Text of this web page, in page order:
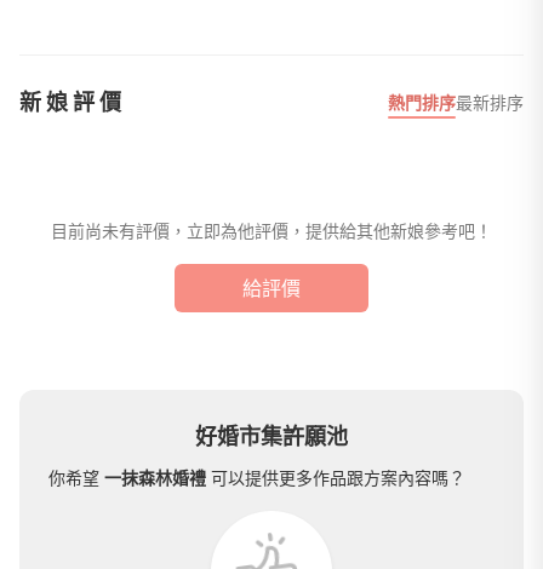
好婚市集許願池
你希望 一抹森林婚禮 可以提供更多作品跟方案內容嗎？
新娘評價 熱門排序最新排序
目前尚未有評價，立即為他評價，提供給其他新娘參考吧！
給評價